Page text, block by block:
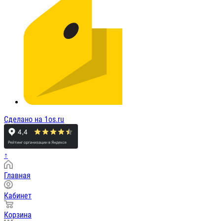
Сделано на 1os.ru
↑
Главная
Кабинет
Корзина